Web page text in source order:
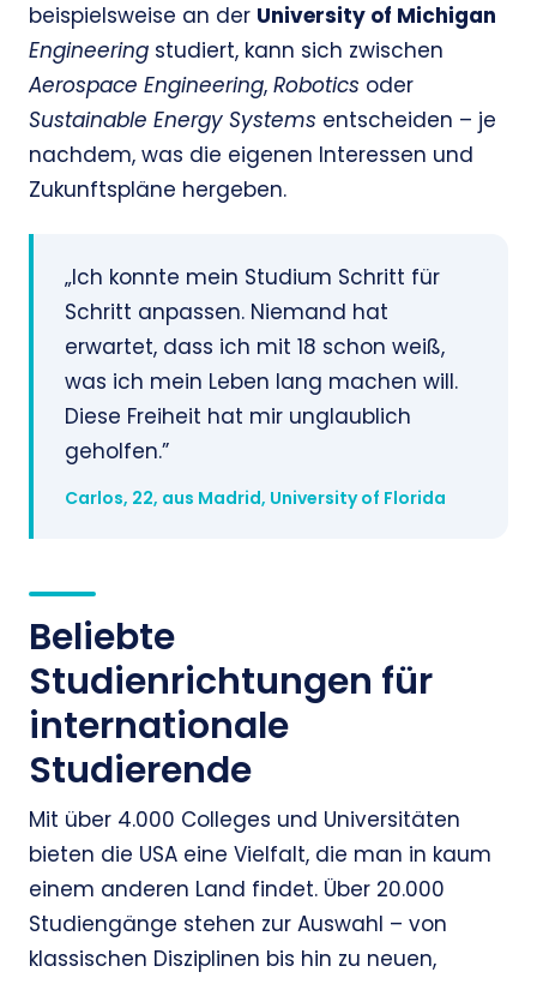
beispielsweise an der University of Michigan
Engineering studiert, kann sich zwischen
Aerospace Engineering, Robotics oder
Sustainable Energy Systems entscheiden – je
nachdem, was die eigenen Interessen und
Zukunftspläne hergeben.
„Ich konnte mein Studium Schritt für
Schritt anpassen. Niemand hat
erwartet, dass ich mit 18 schon weiß,
was ich mein Leben lang machen will.
Diese Freiheit hat mir unglaublich
geholfen.”
Carlos, 22, aus Madrid, University of Florida
Beliebte
Studienrichtungen für
internationale
Studierende
Mit über 4.000 Colleges und Universitäten
bieten die USA eine Vielfalt, die man in kaum
einem anderen Land findet. Über 20.000
Studiengänge stehen zur Auswahl – von
klassischen Disziplinen bis hin zu neuen,